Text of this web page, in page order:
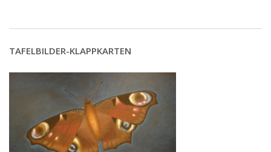
TAFELBILDER-KLAPPKARTEN